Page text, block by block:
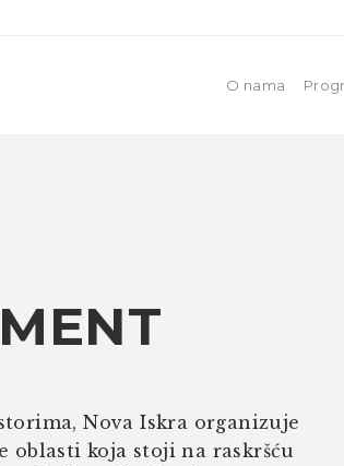
O nama
Nova Iskra organizuje
oblasti koja stoji na raskršću